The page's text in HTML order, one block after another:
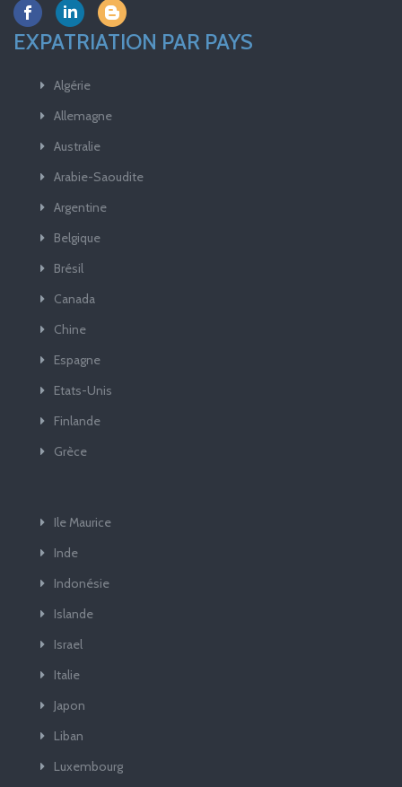
EXPATRIATION PAR PAYS
Algérie
Allemagne
Australie
Arabie-Saoudite
Argentine
Belgique
Brésil
Canada
Chine
Espagne
Etats-Unis
Finlande
Grèce
Ile Maurice
Inde
Indonésie
Islande
Israel
Italie
Japon
Liban
Luxembourg